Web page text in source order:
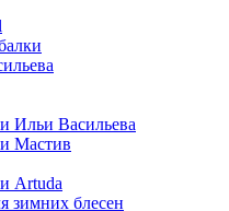
Васильева
Мастив
Artuda
зимних блесен